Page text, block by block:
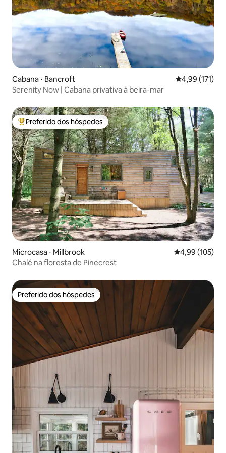
Cabana ⋅ Bancroft 4,99 de uma
4,99 (171)
Serenity Now | Cabana privativa à beira-mar
Entre os melhores preferidos dos hóspedes
Preferido dos hóspedes
Microcasa ⋅ Millbrook 4,99 de uma
4,99 (105)
Chalé na floresta de Pinecrest
Preferido dos hóspedes
Preferido dos hóspedes